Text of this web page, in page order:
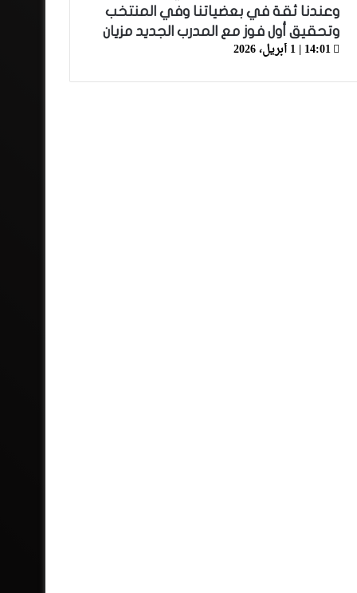
وعندنا ثقة في بعضياتنا وفي المنتخب
وتحقيق أول فوز مع المدرب الجديد مزيان
14:01 | 1 أبريل، 2026